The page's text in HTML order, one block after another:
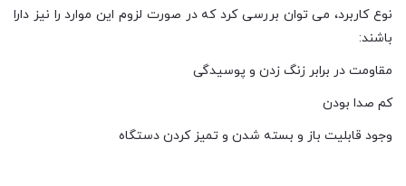
نوع کاربرد، می توان بررسی کرد که در صورت لزوم این موارد را نیز دارا
باشند:
مقاومت در برابر زنگ زدن و پوسیدگی
کم صدا بودن
وجود قابلیت باز و بسته شدن و تمیز کردن دستگاه